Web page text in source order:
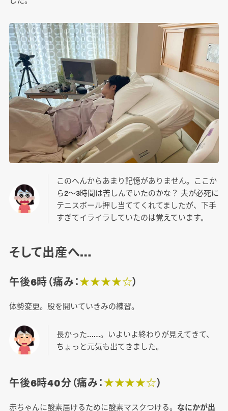
このへんからあまり記憶がありません。ここか
ら2～3時間は苦しんでいたのかな？ 夫が必死に
テニスボール押し当ててくれてましたが、下手
すぎてイライラしていたのは覚えています。
そして出産へ…
午後6時（痛み：★★★★☆）
体勢変更。股を開いていきみの練習。
長かった……。いよいよ終わりが見えてきて、
ちょっと元気も出てきました。
午後6時40分（痛み：★★★★☆）
赤ちゃんに酸素届けるために酸素マスクつける。 なにかが出